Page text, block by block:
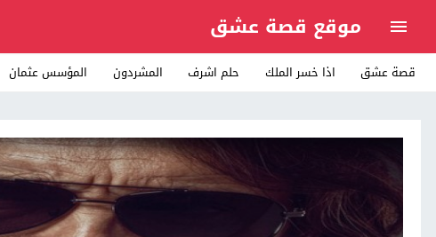
موقع قصة عشق
قصة عشق اذا خسر الملك حلم اشرف المشردون المؤسس عثمان